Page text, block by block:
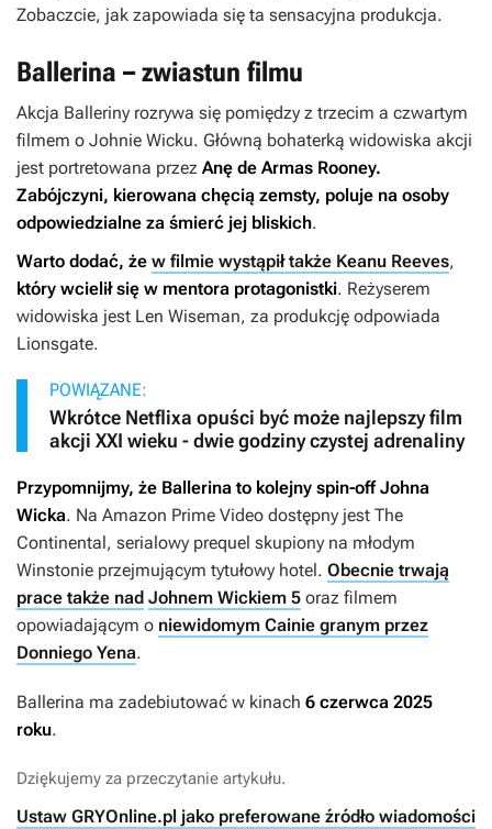
Zobaczcie, jak zapowiada się ta sensacyjna produkcja.
Ballerina – zwiastun filmu
Akcja Balleriny rozrywa się pomiędzy z trzecim a czwartym
filmem o Johnie Wicku. Główną bohaterką widowiska akcji
jest portretowana przez Anę de Armas Rooney.
Zabójczyni, kierowana chęcią zemsty, poluje na osoby
odpowiedzialne za śmierć jej bliskich.
Warto dodać, że w filmie wystąpił także Keanu Reeves,
który wcielił się w mentora protagonistki. Reżyserem
widowiska jest Len Wiseman, za produkcję odpowiada
Lionsgate.
POWIĄZANE:
Wkrótce Netflixa opuści być może najlepszy film
akcji XXI wieku - dwie godziny czystej adrenaliny
Przypomnijmy, że Ballerina to kolejny spin-offJohna
Wicka. Na Amazon Prime Video dostępny jest The
Continental, serialowy prequel skupiony na młodym
Winstonie przejmującym tytułowy hotel. Obecnie trwają
prace także nad Johnem Wickiem 5 oraz filmem
opowiadającym o niewidomym Cainie granym przez
Donniego Yena.
Ballerina ma zadebiutować w kinach 6 czerwca 2025
roku.
Dziękujemy za przeczytanie artykułu.
Ustaw GRYOnline.pl jako preferowane źródło wiadomości